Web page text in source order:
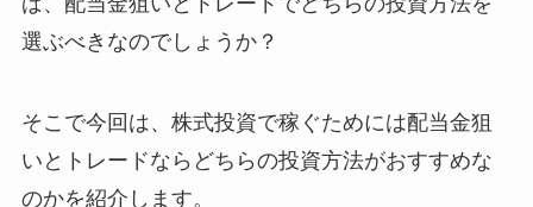
選ぶべきなのでしょうか？
そこで今回は、株式投資で稼ぐためには配当金狙
いとトレードならどちらの投資方法がおすすめな
のかを紹介します。